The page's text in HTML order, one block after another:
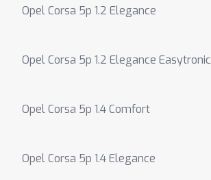
Opel Corsa 5p 1.2 Elegance
Opel Corsa 5p 1.2 Elegance Easytronic
Opel Corsa 5p 1.4 Comfort
Opel Corsa 5p 1.4 Elegance